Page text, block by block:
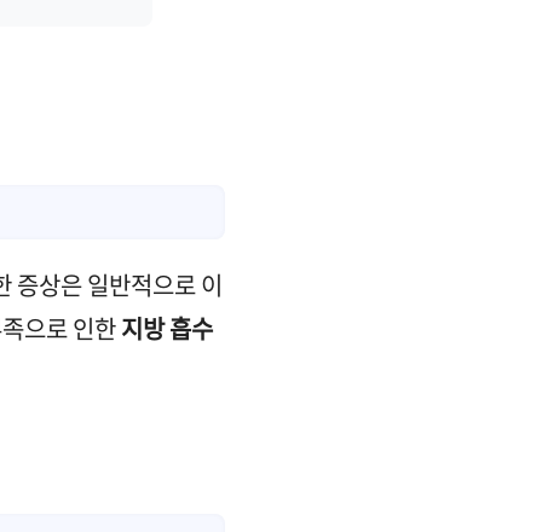
증상은 일반적으로 이
으로 인한지방 흡수